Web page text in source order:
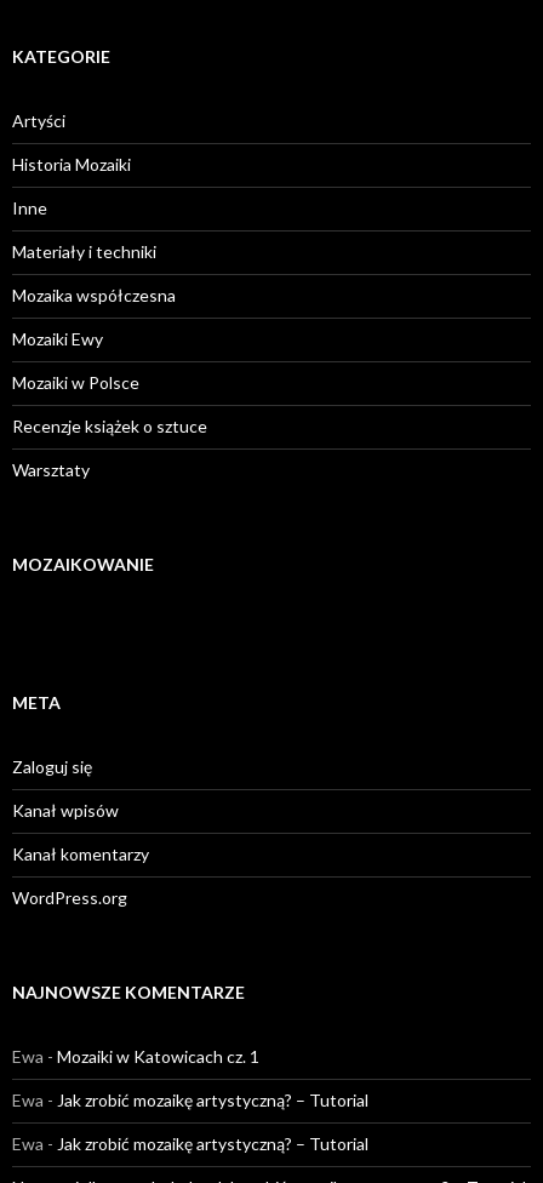
KATEGORIE
Artyści
Historia Mozaiki
Inne
Materiały i techniki
Mozaika współczesna
Mozaiki Ewy
Mozaiki w Polsce
Recenzje książek o sztuce
Warsztaty
MOZAIKOWANIE
META
Zaloguj się
Kanał wpisów
Kanał komentarzy
WordPress.org
NAJNOWSZE KOMENTARZE
Ewa - Mozaiki w Katowicach cz. 1
Ewa - Jak zrobić mozaikę artystyczną? – Tutorial
Ewa - Jak zrobić mozaikę artystyczną? – Tutorial